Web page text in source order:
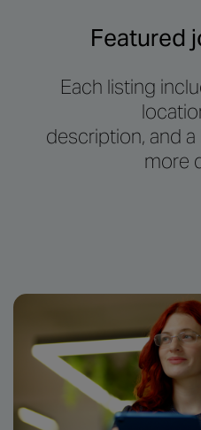
Featured
Each listing
description, and
more